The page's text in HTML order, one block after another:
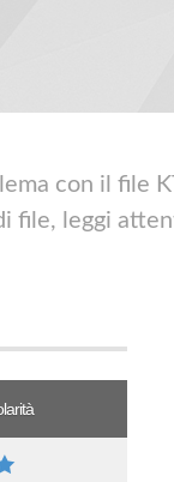
con il file
file, leggi